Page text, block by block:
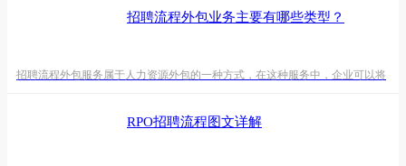
招聘流程外包需求？（1）企业自身招聘力量不足专业招聘人员编制有限且招
招聘流程外包业务主要有哪些类型？
招聘流程外包服务属于人力资源外包的一种方式，在这种服务中，企业可以将
招聘项目外包。接下来，锐博小编跟大伙谈谈招聘流程外包的服务分类。一、
RPO招聘流程图文详解